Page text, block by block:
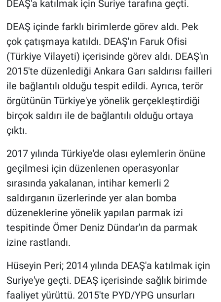
DEAŞ'a katılmak için Suriye tarafına geçti.
DEAŞ içinde farklı birimlerde görev aldı. Pek
çok çatışmaya katıldı. DEAŞ'ın Faruk Ofisi
(Türkiye Vilayeti) içerisinde görev aldı. DEAŞ'ın
2015'te düzenlediği Ankara Garı saldırısı failleri
ile bağlantılı olduğu tespit edildi. Ayrıca, terör
örgütünün Türkiye'ye yönelik gerçekleştirdiği
birçok saldırı ile de bağlantılı olduğu ortaya
çıktı.
2017 yılında Türkiye'de olası eylemlerin önüne
geçilmesi için düzenlenen operasyonlar
sırasında yakalanan, intihar kemerli 2
saldırganın üzerlerinde yer alan bomba
düzeneklerine yönelik yapılan parmak izi
tespitinde Ömer Deniz Dündar'ın da parmak
izine rastlandı.
Hüseyin Peri; 2014 yılında DEAŞ'a katılmak için
Suriye'ye geçti. DEAŞ içerisinde sağlık birimde
faaliyet yürüttü. 2015'te PYD/YPG unsurları